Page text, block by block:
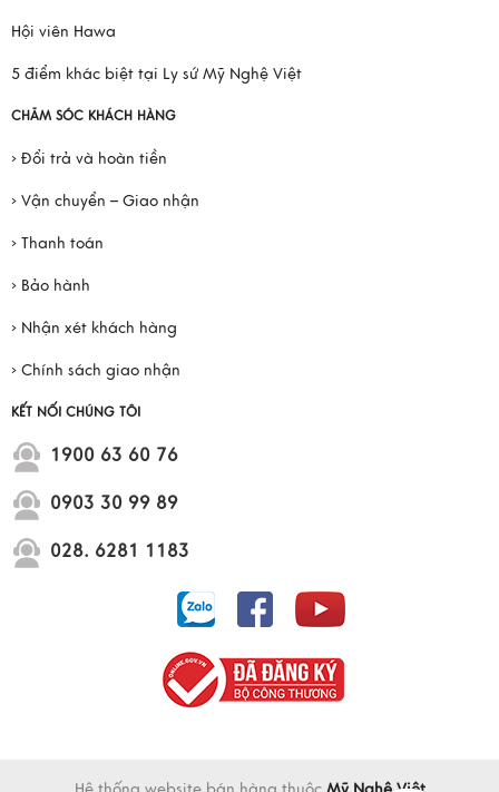
Hội viên Hawa
5 điểm khác biệt tại Ly sứ Mỹ Nghệ Việt
CHĂM SÓC KHÁCH HÀNG
› Đổi trả và hoàn tiền
› Vận chuyển – Giao nhận
› Thanh toán
› Bảo hành
› Nhận xét khách hàng
› Chính sách giao nhận
KẾT NỐI CHÚNG TÔI
1900 63 60 76
0903 30 99 89
028. 6281 1183